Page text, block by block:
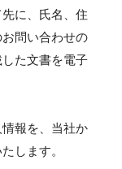
に、氏名、住
問い合わせの
た文書を電子
報を、当社か
します。